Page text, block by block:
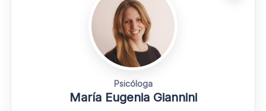
Psicóloga
María Eugenia Giannini